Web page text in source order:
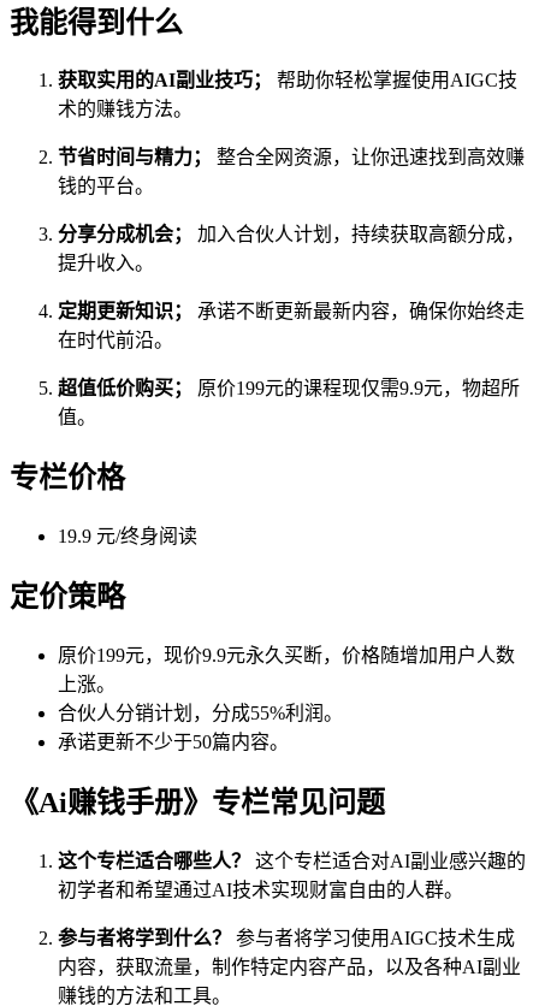
我能得到什么
获取实用的AI副业技巧；
帮助你轻松掌握使用AIGC技
术的赚钱方法。
节省时间与精力；
整合全网资源，让你迅速找到高效赚
钱的平台。
分享分成机会；
加入合伙人计划，持续获取高额分成，
提升收入。
定期更新知识；
承诺不断更新最新内容，确保你始终走
在时代前沿。
超值低价购买；
原价199元的课程现仅需9.9元，物超所
值。
专栏价格
19.9 元/终身阅读
定价策略
原价199元，现价9.9元永久买断，价格随增加用户人数
上涨。
合伙人分销计划，分成55%利润。
承诺更新不少于50篇内容。
《Ai赚钱手册》专栏常见问题
这个专栏适合哪些人？
这个专栏适合对AI副业感兴趣的
初学者和希望通过AI技术实现财富自由的人群。
参与者将学到什么？
参与者将学习使用AIGC技术生成
内容，获取流量，制作特定内容产品，以及各种AI副业
赚钱的方法和工具。